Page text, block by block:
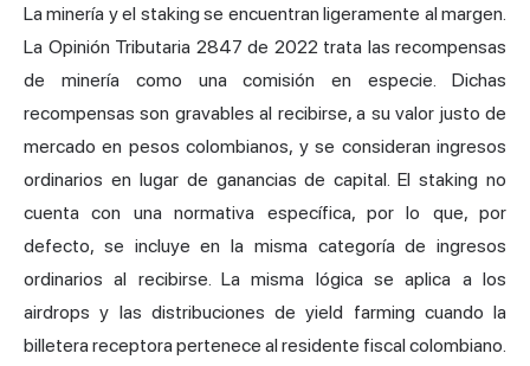
La minería y el staking se encuentran ligeramente al margen.
La Opinión Tributaria 2847 de 2022 trata las recompensas
de minería como una comisión en especie. Dichas
recompensas son gravables al recibirse, a su valor justo de
mercado en pesos colombianos, y se consideran ingresos
ordinarios en lugar de ganancias de capital. El staking no
cuenta con una normativa específica, por lo que, por
defecto, se incluye en la misma categoría de ingresos
ordinarios al recibirse. La misma lógica se aplica a los
airdrops y las distribuciones de yield farming cuando la
billetera receptora pertenece al residente fiscal colombiano.